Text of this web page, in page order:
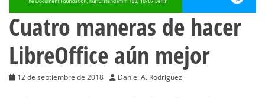
Cuatro maneras de hacer
LibreOffice aún mejor
12 de septiembre de 2018 Daniel A. Rodriguez